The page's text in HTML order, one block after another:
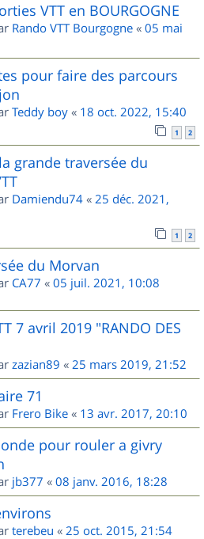
VTT en BOURGOGNE
Rando VTT Bourgogne « 05 mai
pour faire des parcours
Teddy boy « 18 oct. 2022, 15:40
1 2
grande traversée du
Damiendu74 « 25 déc. 2021,
1 2
du Morvan
CA77 « 05 juil. 2021, 10:08
7 avril 2019 "RANDO DES
zazian89 « 25 mars 2019, 21:52
71
Frero Bike « 13 avr. 2017, 20:10
pour rouler a givry
jb377 « 08 janv. 2016, 18:28
terebeu « 25 oct. 2015, 21:54